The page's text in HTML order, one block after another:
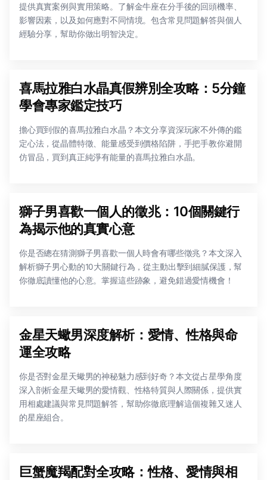
提供真實案例與實用策略。了解金牛座在分手後的回頭機率、
影響因素，以及如何應對不同情境。包含常見問題解答與個人
經驗分享，幫助你做出明智決定。
喜馬拉雅白水晶真假辨別全攻略：5分鐘
學會專家鑑定技巧
擔心買到假的喜馬拉雅白水晶？本文分享資深玩家不外傳的鑑
定心法，從晶體特徵、能量感受到價格陷阱，手把手教你避開
仿冒品，買到真正純淨有能量的喜馬拉雅白水晶。
獅子男喜歡一個人的徵兆：10個關鍵行
為揭示他的真實心意
你是否總在猜測獅子男喜歡一個人時會有哪些徵兆？本文深入
解析獅子男心動的10大關鍵行為，從主動出擊到細膩保護，幫
你徹底讀懂他的心意。掌握這些跡象，避免錯過愛情機會！
金星天蠍男深度解析：愛情、性格與命
運全攻略
你是否對金星天蠍男的神秘魅力感到好奇？本文從占星學角度
深入剖析金星天蠍男的愛情觀、性格特質與人際關係，提供實
用相處建議與常見問題解答，幫助你徹底理解這個複雜又迷人
的星座組合。
巨蟹魔羯配對全攻略：性格、愛情與相